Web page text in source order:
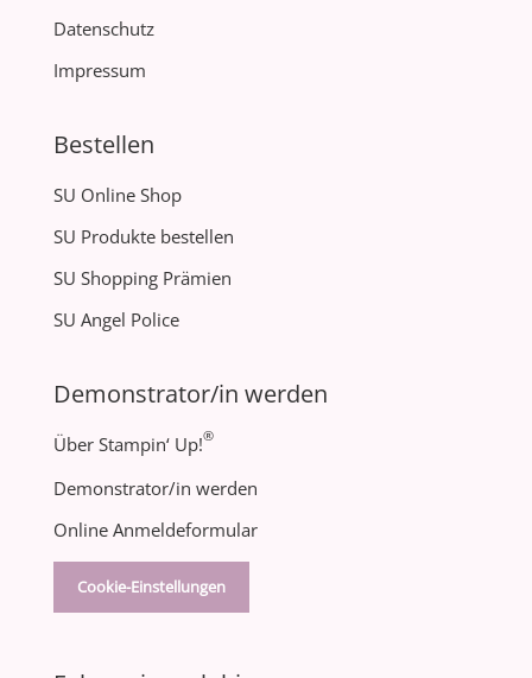
Datenschutz
Impressum
Bestellen
SU Online Shop
SU Produkte bestellen
SU Shopping Prämien
SU Angel Police
Demonstrator/in werden
Über Stampin‘ Up!®
Demonstrator/in werden
Online Anmeldeformular
Cookie-Einstellungen